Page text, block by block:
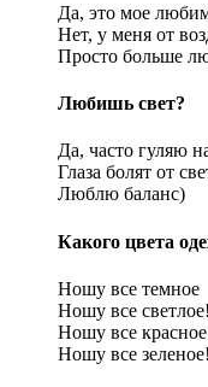
Да, это мое
Нет, у меня от
Просто больше
Любишь свет?
Да, часто гуляю
Глаза болят от
Люблю баланс)
Какого цвета
Ношу все темное
Ношу все светлое!
Ношу все
Ношу все зеленое!